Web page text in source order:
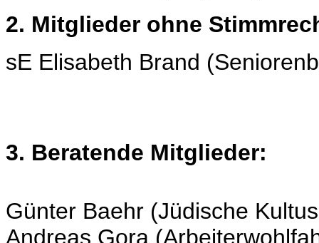
2. Mitglieder ohne
sE Elisabeth Brand
3. Beratende Mitglieder:
Günter Baehr (Jüdische
Andreas Gora